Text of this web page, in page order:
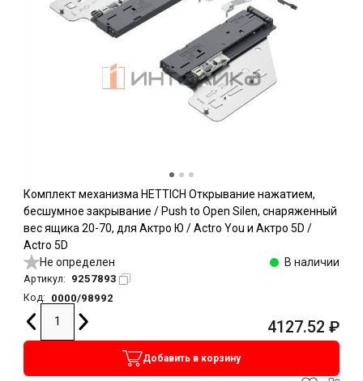
Комплект механизма HETTICH Открывание нажатием,
бесшумное закрывание / Push to Open Silen, снаряженный
вес ящика 20-70, для Актро Ю / Actro You и Актро 5D /
Actro 5D
Не определен
В наличии
Артикул: 9257893
Код: 0000/98992
4127.52 ₽
Добавить в корзину